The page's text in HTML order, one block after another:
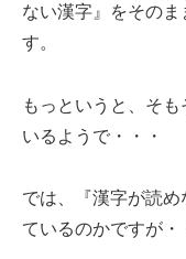
ない漢字』をその
す。
もっというと、そ
いるようで・・・
では、『漢字が読
ているのかですが・